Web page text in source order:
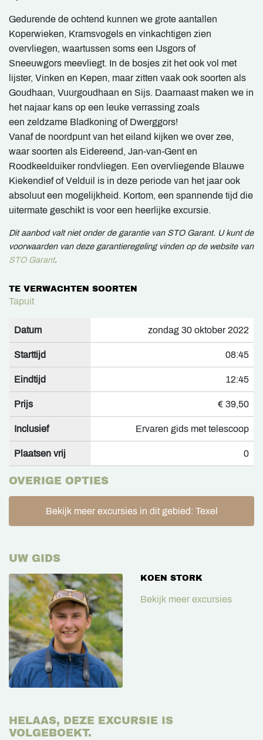
Gedurende de ochtend kunnen we grote aantallen
Koperwieken, Kramsvogels en vinkachtigen zien
overvliegen, waartussen soms een IJsgors of
Sneeuwgors meevliegt. In de bosjes zit het ook vol met
lijster, Vinken en Kepen, maar zitten vaak ook soorten als
Goudhaan, Vuurgoudhaan en Sijs. Daarnaast maken we in
het najaar kans op een leuke verrassing zoals
een zeldzame Bladkoning of Dwerggors!
Vanaf de noordpunt van het eiland kijken we over zee,
waar soorten als Eidereend, Jan-van-Gent en
Roodkeelduiker rondvliegen. Een overvliegende Blauwe
Kiekendief of Velduil is in deze periode van het jaar ook
absoluut een mogelijkheid. Kortom, een spannende tijd die
uitermate geschikt is voor een heerlijke excursie.
Dit aanbod valt niet onder de garantie van STO Garant. U kunt de
voorwaarden van deze garantieregeling vinden op de website van
STO Garant.
TE VERWACHTEN SOORTEN
Tapuit
Datum zondag 30 oktober 2022
Starttijd 08:45
Eindtijd 12:45
Prijs € 39,50
Inclusief Ervaren gids met telescoop
Plaatsen vrij 0
OVERIGE OPTIES
Bekijk meer excursies in dit gebied: Texel
UW GIDS
KOEN STORK
Bekijk meer excursies
HELAAS, DEZE EXCURSIE IS
VOLGEBOEKT.